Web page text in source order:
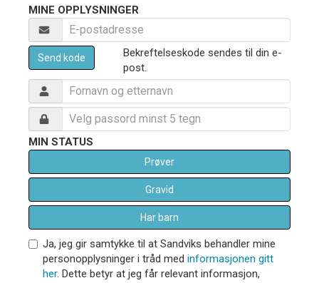
MINE OPPLYSNINGER
Send kode
Bekreftelseskode sendes til din e-
post.
MIN STATUS
Prøver
Gravid
Har barn
Ja, jeg gir samtykke til at Sandviks behandler mine
personopplysninger i tråd med informasjonen gitt
her. Dette betyr at jeg får relevant informasjon,